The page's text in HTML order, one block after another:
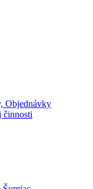
Objednávky